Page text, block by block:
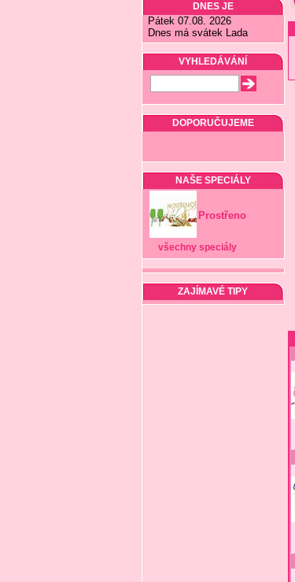
DNES JE
Pátek 07.08. 2026
Dnes má svátek Lada
VYHLEDÁVÁNÍ
DOPORUČUJEME
NAŠE SPECIÁLY
Prostřeno
všechny speciály
ZAJÍMAVÉ TIPY